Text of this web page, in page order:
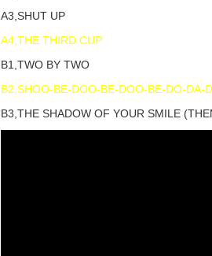
A3,SHUT UP
A4,THE THIRD CUP
B1,TWO BY TWO
B2,SHOO-BE-DOO-BE-DOO-BE-DO-DA-
B3,THE SHADOW OF YOUR SMILE